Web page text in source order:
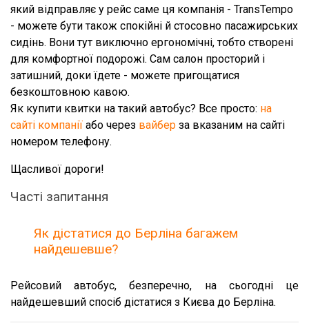
який відправляє у рейс саме ця компанія - TransTempo
- можете бути також спокійні й стосовно пасажирських
сидінь. Вони тут виключно ергономічні, тобто створені
для комфортної подорожі. Сам салон просторий і
затишний, доки їдете - можете пригощатися
безкоштовною кавою.
Як купити квитки на такий автобус? Все просто: на
сайті компанії або через вайбер за вказаним на сайті
номером телефону.
Щасливої дороги!
Часті запитання
Як дістатися до Берліна багажем
найдешевше?
Рейсовий автобус, безперечно, на сьогодні це
найдешевший спосіб дістатися з Києва до Берліна.